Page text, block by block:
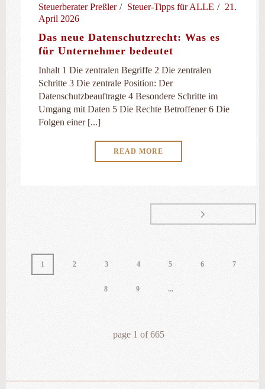
Steuerberater Preßler Steuer-Tipps für ALLE
21.
April 2026
Das neue Datenschutzrecht: Was es
für Unternehmer bedeutet
Inhalt 1 Die zentralen Begriffe 2 Die zentralen
Schritte 3 Die zentrale Position: Der
Datenschutzbeauftragte 4 Besondere Schritte im
Umgang mit Daten 5 Die Rechte Betroffener 6 Die
Folgen einer [...]
READ MORE
1 2 3 4 5 6 7
8 9 ...
page 1 of665